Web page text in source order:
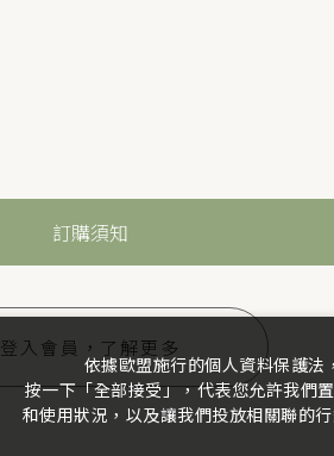
訂購須知
登入會員，了解更多
依據歐盟施行的個人資料保護法
按一下「全部接受」，代表您允許我們
和使用狀況，以及讓我們投放相關聯的